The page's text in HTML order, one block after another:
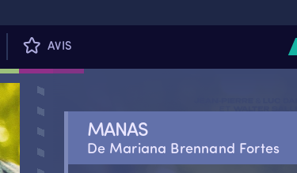
AVIS
MANAS
De Mariana Brennand Fortes